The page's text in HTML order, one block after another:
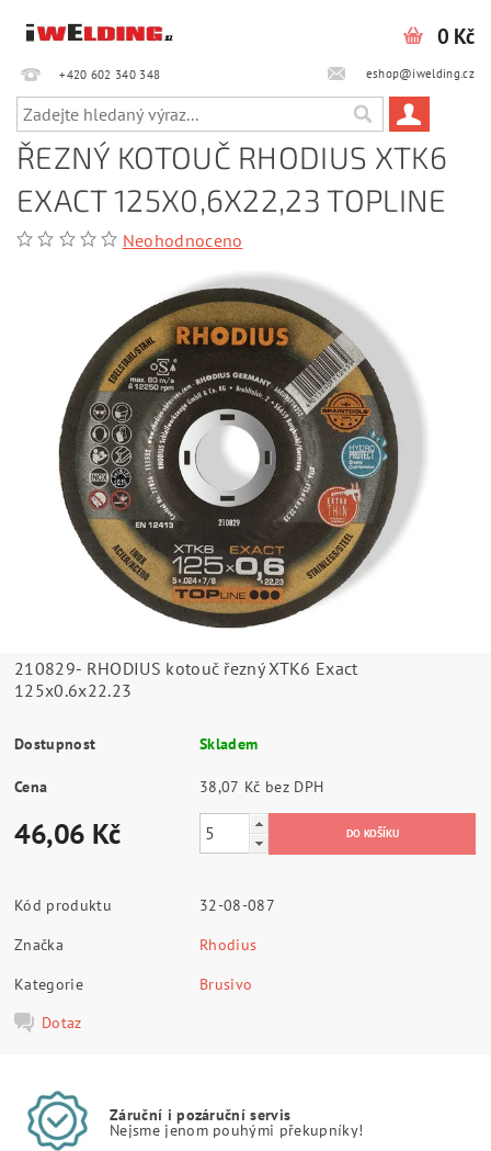
+420 602 340 348‎‎ eshop@iwelding.cz
0 Kč
ŘEZNÝ KOTOUČ RHODIUS XTK6
EXACT 125X0,6X22,23 TOPLINE
Neohodnoceno
210829- RHODIUS kotouč řezný XTK6 Exact
125x0.6x22.23
Dostupnost Skladem
Cena 38,07 Kč bez DPH
46,06 Kč
Kód produktu
32-08-087
Značka
Rhodius
Kategorie
Brusivo
Dotaz
Záruční i pozáruční servis
Nejsme jenom pouhými překupníky!